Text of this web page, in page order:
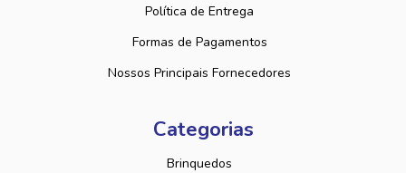
Política de Entrega
Formas de Pagamentos
Nossos Principais Fornecedores
Categorias
Brinquedos